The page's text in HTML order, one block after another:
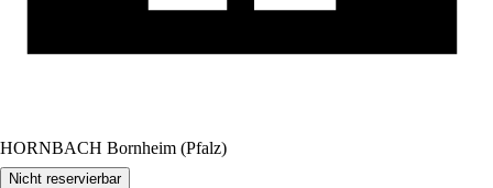
HORNBACH Bornheim (Pfalz)
Nicht reservierbar